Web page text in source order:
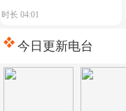
典荷东电音
时长 04:01
今日更新电台